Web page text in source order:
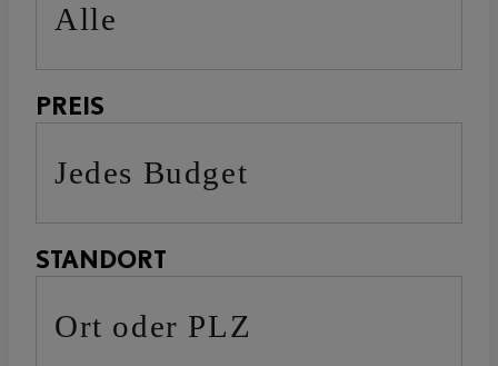
Alle
PREIS
Jedes Budget
STANDORT
Ort oder PLZ